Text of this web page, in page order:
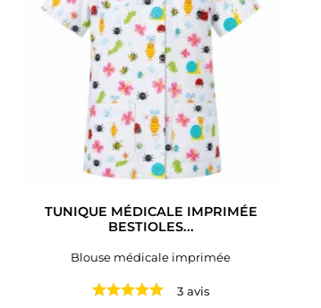
TUNIQUE MÉDICALE IMPRIMÉE
BESTIOLES...
Blouse médicale imprimée
3 avis